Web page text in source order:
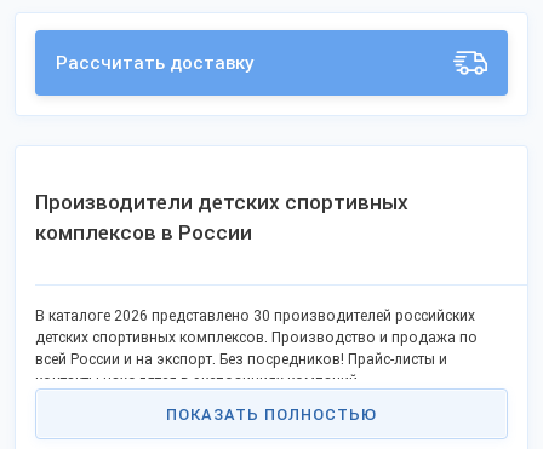
Рассчитать доставку
Производители детских спортивных
комплексов в России
В каталоге 2026 представлено 30 производителей российских
детских спортивных комплексов. Производство и продажа по
всей России и на экспорт. Без посредников! Прайс-листы и
контакты находятся в экспозициях компаний.
ПОКАЗАТЬ ПОЛНОСТЬЮ